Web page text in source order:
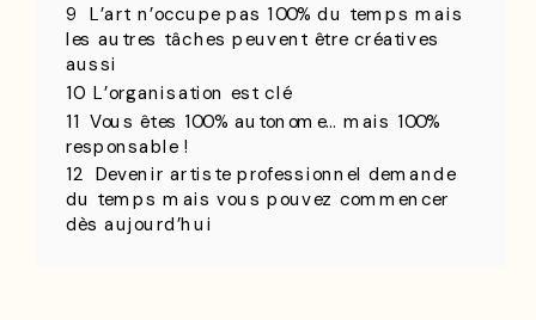
9
L’art n’occupe pas 100% du temps mais
les autres tâches peuvent être créatives
aussi
10 L’organisation est clé
11 Vous êtes 100% autonome… mais 100%
responsable !
12 Devenir artiste professionnel demande
du temps mais vous pouvez commencer
dès aujourd’hui